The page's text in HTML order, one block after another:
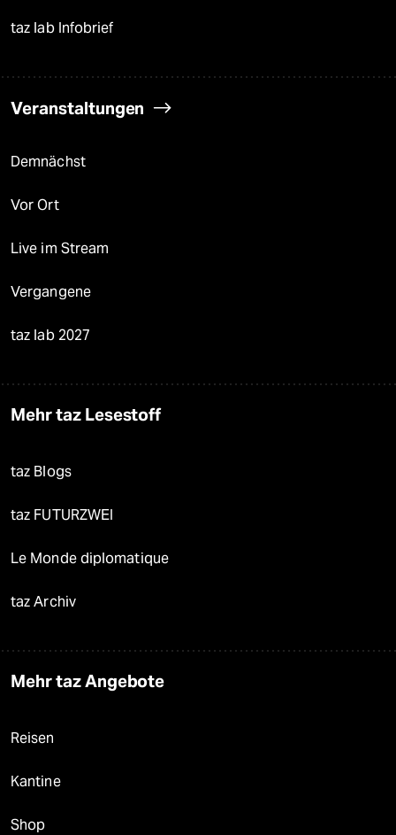
taz lab Infobrief
Veranstaltungen
Demnächst
Vor Ort
Live im Stream
Vergangene
taz lab 2027
Mehr taz Lesestoff
taz Blogs
taz FUTURZWEI
Le Monde diplomatique
taz Archiv
Mehr taz Angebote
Reisen
Kantine
Shop